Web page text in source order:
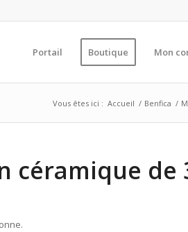
Portail Boutique Mon
Vous êtes ici : Accueil / Benfica /
céramique de